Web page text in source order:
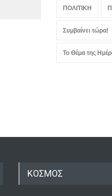
ΠΟΛΙΤΙΚΗ
Συμβαίνει τώρα!
Το Θέμα της
ΚΟΣΜΟΣ